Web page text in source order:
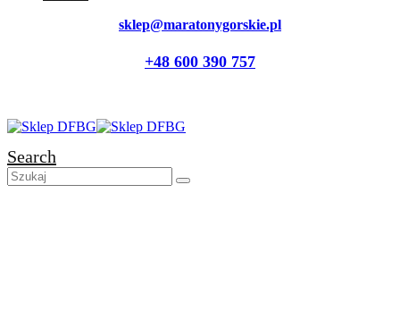
sklep@maratonygorskie.pl
+48 600 390 757
Search